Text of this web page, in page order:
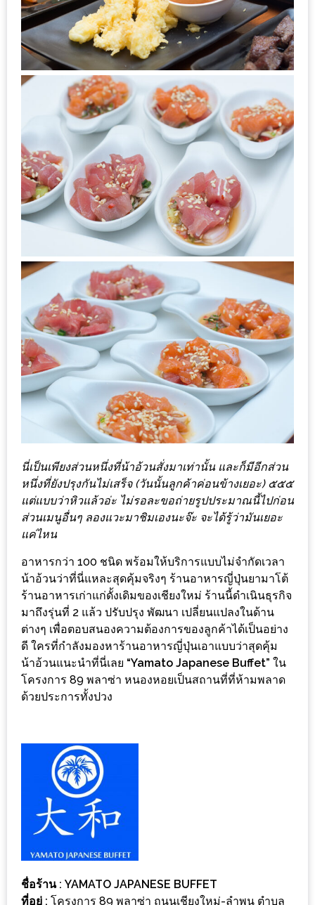
G7
PLUS
สมา
ร์ท
โฟน
ที่
เอาใจ
ขา
กิน
โดย
เฉพาะ
อิ่ม
ไม่
อั้น
กิน
ไม่
ยั้ง
กระทะ
ทะเล
เผา
เชียงใหม่
งบ
ไม่
บาน
ไม่
เกิน
300
บาท
เกี่ยว
กับ
เว็บ
ชวน
หิว
เจ้าของ
ร้าน
แนะนำ
ร้าน
เพื่อน
นี่เป็นเพียงส่วนหนึ่งที่น้าอ้วนสั่งมาเท่านั้น และก็มีอีกส่วน
หนึ่งที่ยังปรุงกันไม่เสร็จ (วันนั้นลูกค้าค่อนข้างเยอะ) ๕๕๕
แต่แบบว่าหิวแล้วอ่ะ ไม่รอละขอถ่ายรูปประมาณนี้ไปก่อน
ส่วนเมนูอื่นๆ ลองแวะมาชิมเองนะจ๊ะ จะได้รู้ว่ามันเยอะ
แค่ไหน
อาหารกว่า 100 ชนิด พร้อมให้บริการแบบไม่จำกัดเวลา
น้าอ้วนว่าที่นี่แหละสุดคุ้มจริงๆ ร้านอาหารญี่ปุ่นยามาโต้
ร้านอาหารเก่าแก่ดั้งเดิมของเชียงใหม่ ร้านนี้ดำเนินธุรกิจ
มาถึงรุ่นที่ 2 แล้ว ปรับปรุง พัฒนา เปลี่ยนแปลงในด้าน
ต่างๆ เพื่อตอบสนองความต้องการของลูกค้าได้เป็นอย่าง
ดี ใครที่กำลังมองหาร้านอาหารญี่ปุ่นเอาแบบว่าสุดคุ้ม
น้าอ้วนแนะนำที่นี่เลย “Yamato Japanese Buffet” ใน
โครงการ 89 พลาซ่า หนองหอยเป็นสถานที่ที่ห้ามพลาด
ด้วยประการทั้งปวง
ชื่อร้าน : YAMATO JAPANESE BUFFET
ที่อยู่ : โครงการ 89 พลาซ่า ถนนเชียงใหม่-ลำพูน ตำบล